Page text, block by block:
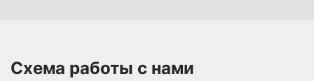
Схема работы с нами